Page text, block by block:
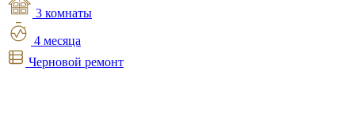
3 комнаты
4 месяца
Черновой ремонт